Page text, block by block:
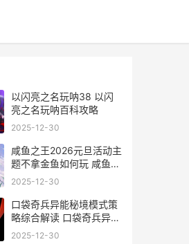
以闪亮之名玩呐38 以闪
亮之名玩呐百科攻略
2025-12-30
咸鱼之王2026元旦活动主
题不拿金鱼如何玩 咸鱼之
王2026元旦金鱼资源
2025-12-30
口袋奇兵异能秘境模式策
略综合解读 口袋奇兵异能
秘境获取教程
2025-12-30